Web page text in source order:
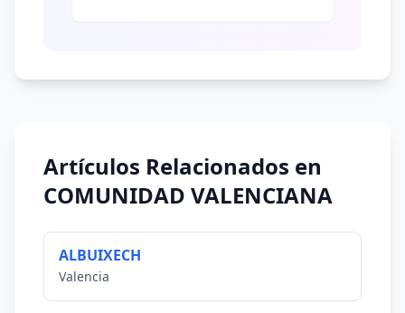
Artículos Relacionados en
COMUNIDAD VALENCIANA
ALBUIXECH
Valencia